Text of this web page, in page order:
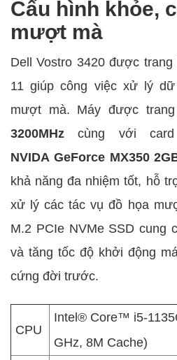
Cấu hình khỏe,
mượt mà
Dell Vostro 3420 được
11 giúp công việc xử lý
mượt mà. Máy được
3200MHz cùng với
NVIDA GeForce MX350
khả năng đa nhiệm tốt, hỗ
xử lý các tác vụ đồ họa
M.2 PCIe NVMe SSD cung
và tăng tốc độ khởi động
cứng đời trước.
CPU
Intel® Core™ i5-
GHz, 8M Cache)